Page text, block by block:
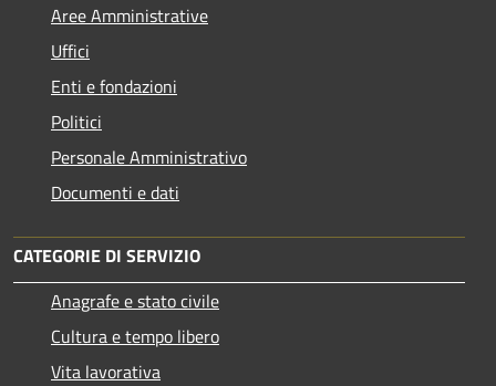
Aree Amministrative
Uffici
Enti e fondazioni
Politici
Personale Amministrativo
Documenti e dati
CATEGORIE DI SERVIZIO
Anagrafe e stato civile
Cultura e tempo libero
Vita lavorativa